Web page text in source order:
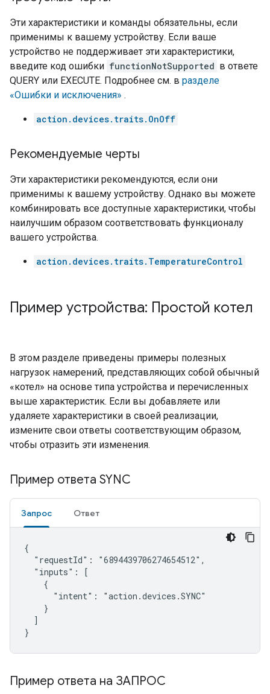
Эти характеристики и команды обязательны, если
применимы к вашему устройству. Если ваше
устройство не поддерживает эти характеристики,
введите код ошибки functionNotSupported в ответе
QUERY или EXECUTE. Подробнее см. в разделе
«Ошибки и исключения» .
action.devices.traits.OnOff
Рекомендуемые черты
Эти характеристики рекомендуются, если они
применимы к вашему устройству. Однако вы можете
комбинировать все доступные характеристики, чтобы
наилучшим образом соответствовать функционалу
вашего устройства.
action.devices.traits.TemperatureControl
Пример устройства: Простой котел
В этом разделе приведены примеры полезных
нагрузок намерений, представляющих собой обычный
«котел» на основе типа устройства и перечисленных
выше характеристик. Если вы добавляете или
удаляете характеристики в своей реализации,
измените свои ответы соответствующим образом,
чтобы отразить эти изменения.
Пример ответа SYNC
Запрос Ответ
{
  "requestId": "6894439706274654512",
  "inputs": [
    {
      "intent": "action.devices.SYNC"
    }
  ]
}
Пример ответа на ЗАПРОС